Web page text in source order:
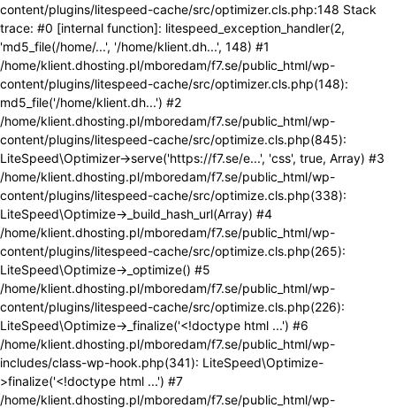
content/plugins/litespeed-cache/src/optimizer.cls.php:148 Stack
trace: #0 [internal function]: litespeed_exception_handler(2,
'md5_file(/home/...', '/home/klient.dh...', 148) #1
/home/klient.dhosting.pl/mboredam/f7.se/public_html/wp-
content/plugins/litespeed-cache/src/optimizer.cls.php(148):
md5_file('/home/klient.dh...') #2
/home/klient.dhosting.pl/mboredam/f7.se/public_html/wp-
content/plugins/litespeed-cache/src/optimize.cls.php(845):
LiteSpeed\Optimizer->serve('https://f7.se/e...', 'css', true, Array) #3
/home/klient.dhosting.pl/mboredam/f7.se/public_html/wp-
content/plugins/litespeed-cache/src/optimize.cls.php(338):
LiteSpeed\Optimize->_build_hash_url(Array) #4
/home/klient.dhosting.pl/mboredam/f7.se/public_html/wp-
content/plugins/litespeed-cache/src/optimize.cls.php(265):
LiteSpeed\Optimize->_optimize() #5
/home/klient.dhosting.pl/mboredam/f7.se/public_html/wp-
content/plugins/litespeed-cache/src/optimize.cls.php(226):
LiteSpeed\Optimize->_finalize('<!doctype html ...') #6
/home/klient.dhosting.pl/mboredam/f7.se/public_html/wp-
includes/class-wp-hook.php(341): LiteSpeed\Optimize-
>finalize('<!doctype html ...') #7
/home/klient.dhosting.pl/mboredam/f7.se/public_html/wp-